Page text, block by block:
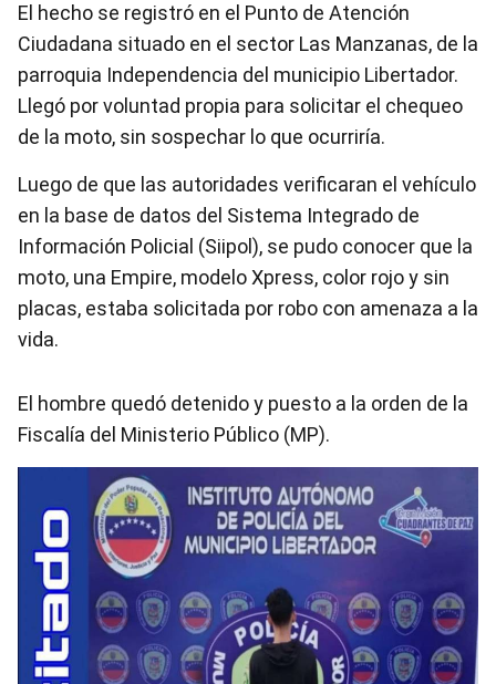
El hecho se registró en el Punto de Atención
Ciudadana situado en el sector Las Manzanas, de la
parroquia Independencia del municipio Libertador.
Llegó por voluntad propia para solicitar el chequeo
de la moto, sin sospechar lo que ocurriría.
Luego de que las autoridades verificaran el vehículo
en la base de datos del Sistema Integrado de
Información Policial (Siipol), se pudo conocer que la
moto, una Empire, modelo Xpress, color rojo y sin
placas, estaba solicitada por robo con amenaza a la
vida.
El hombre quedó detenido y puesto a la orden de la
Fiscalía del Ministerio Público (MP).